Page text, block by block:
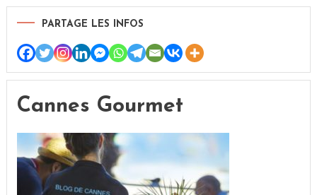
PARTAGE LES INFOS
Cannes Gourmet